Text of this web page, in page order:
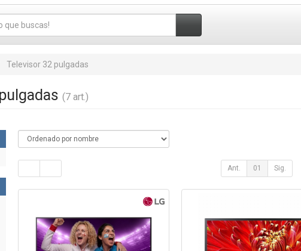
Televisor 32 pulgadas
(7 art.)
Ant. 01 Sig.